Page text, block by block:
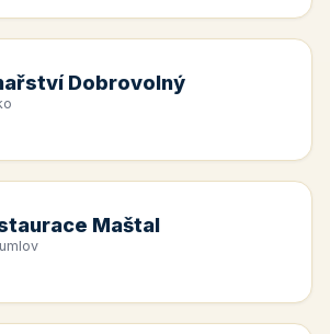
Dobrovolný
Maštal